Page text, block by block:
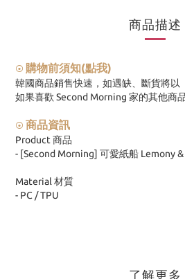
商品描述
⦿ 購物前須知(點我)
韓國商品銷售快速，如遇缺、斷貨將以
如果喜歡 Second Morning 家的其他商
⦿ 商品資訊
Product 商品
- [Second Morning] 可愛紙船 Lemony
Material 材質
- PC / TPU
了解更多